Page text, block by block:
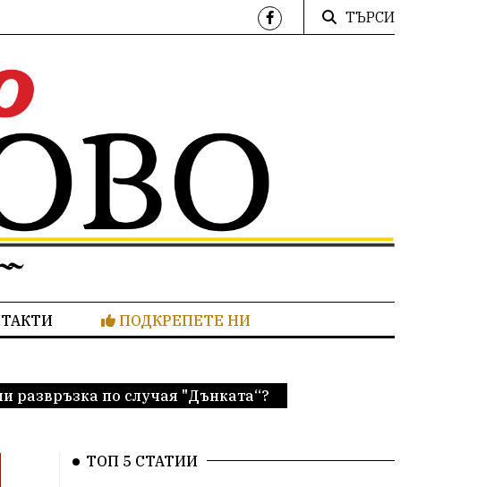
ТЪРСИ
ПОДКРЕПЕТЕ НИ
развръзка по случая "Дънката“?
ТОП 5 СТАТИИ